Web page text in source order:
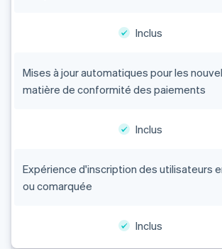
Inclus
Mises à jour automatiques pour les
matière de conformité des paiements
Inclus
Expérience d'inscription des utilisateurs
ou comarquée
Inclus